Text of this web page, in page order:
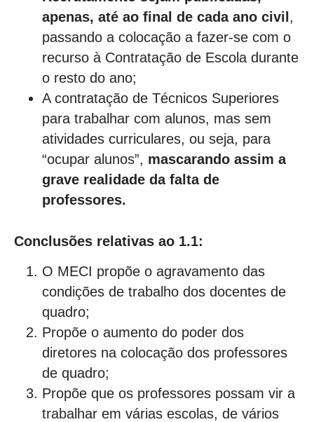
apenas, até ao final de cada ano civil,
passando a colocação a fazer-se com o
recurso à Contratação de Escola durante
o resto do ano;
A contratação de Técnicos Superiores
para trabalhar com alunos, mas sem
atividades curriculares, ou seja, para
“ocupar alunos”, mascarando assim a
grave realidade da falta de
professores.
Conclusões relativas ao 1.1:
O MECI propõe o agravamento das
condições de trabalho dos docentes de
quadro;
Propõe o aumento do poder dos
diretores na colocação dos professores
de quadro;
Propõe que os professores possam vir a
trabalhar em várias escolas, de vários